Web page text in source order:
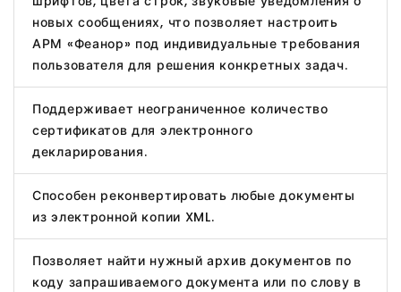
новых сообщениях, что позволяет настроить
АРМ «Феанор» под индивидуальные требования
пользователя для решения конкретных задач.
Поддерживает неограниченное количество
сертификатов для электронного
декларирования.
Способен реконвертировать любые документы
из электронной копии XML.
Позволяет найти нужный архив документов по
коду запрашиваемого документа или по слову в